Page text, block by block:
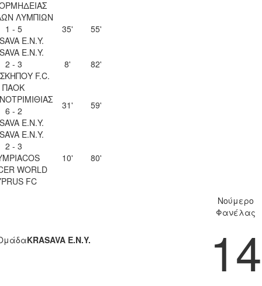
ΛΥΜΠΙΩΝ
1 - 5
Ε.Ν.Y.
35'
55'
Ε.Ν.Y.
2 - 3
F.C.
8'
82'
ΠΑΟΚ
6 - 2
Ε.Ν.Y.
31' 59'
Ε.Ν.Y.
2 - 3
WORLD
FC
10' 80'
KRASAVA Ε.Ν.Y.
Νούμερο
Φανέλας
14